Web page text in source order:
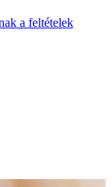
a feltételek